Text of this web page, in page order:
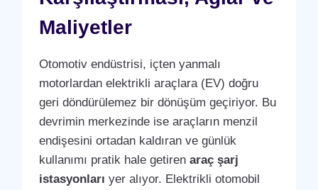
Maliyetler
Otomotiv endüstrisi, içten yanmalı
motorlardan elektrikli araçlara (EV) doğru
geri döndürülemez bir dönüşüm geçiriyor. Bu
devrimin merkezinde ise araçların menzil
endişesini ortadan kaldıran ve günlük
kullanımı pratik hale getiren araç şarj
istasyonları yer alıyor. Elektrikli otomobil